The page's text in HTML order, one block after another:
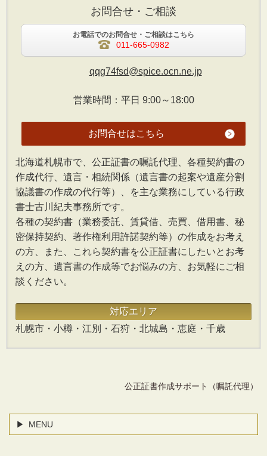
お問合せ・ご相談
お電話でのお問合せ・ご相談はこちら
011-665-0982
qqg74fsd@spice.ocn.ne.jp
営業時間：平日 9:00～18:00
お問合せはこちら
北海道札幌市で、公正証書の嘱託代理、各種契約書の
作成代行、遺言・相続関係（遺言書の起案や遺産分割
協議書の作成の代行等）、を主な業務にしている行政
書士古川紀夫事務所です。
各種の契約書（業務委託、賃貸借、売買、借用書、秘
密保持契約、著作権利用許諾契約等）の作成をお考え
の方、また、これら契約書を公正証書にしたいとお考
えの方、遺言書の作成等でお悩みの方、お気軽にご相
談ください。
対応エリア
札幌市・小樽・江別・石狩・北城島・恵庭・千歳
公正証書作成サポート（嘱託代理）
MENU